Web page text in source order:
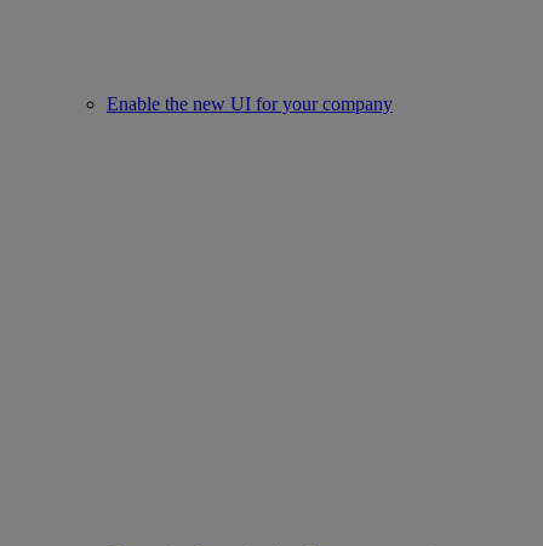
Enable the new UI for your company